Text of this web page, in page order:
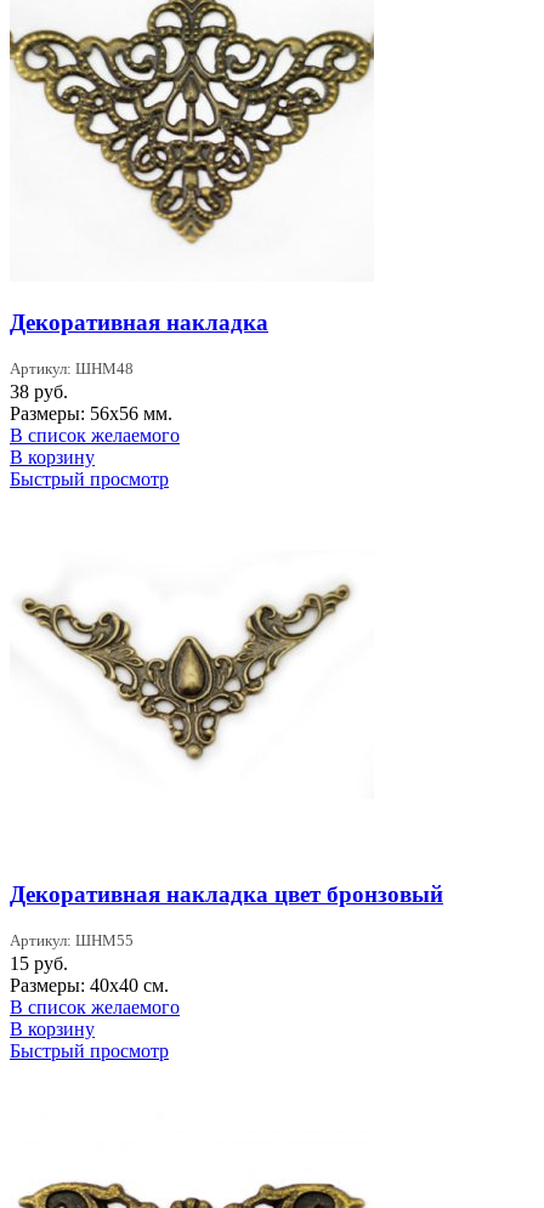
Декоративная накладка
Артикул: ШНМ48
38 руб.
Размеры: 56х56 мм.
В список желаемого
В корзину
Быстрый просмотр
Декоративная накладка цвет бронзовый
Артикул: ШНМ55
15 руб.
Размеры: 40х40 см.
В список желаемого
В корзину
Быстрый просмотр